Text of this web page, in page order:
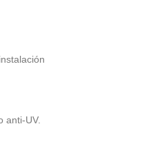
anti-UV.